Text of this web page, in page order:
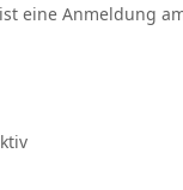
eine Anmeldung